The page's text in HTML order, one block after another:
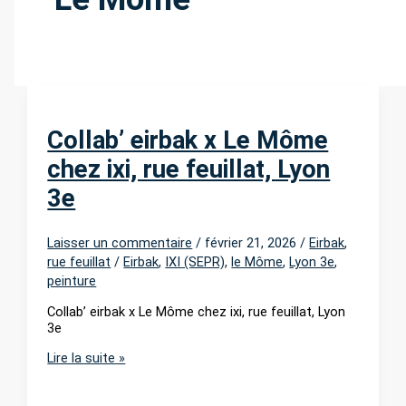
Collab’ eirbak x Le Môme
chez ixi, rue feuillat, Lyon
3e
Laisser un commentaire / février 21, 2026/Eirbak,
rue feuillat /Eirbak, IXI (SEPR),le Môme,Lyon 3e,
peinture
Collab’ eirbak x Le Môme chez ixi, rue feuillat, Lyon
3e
Collab’
Lire la suite »